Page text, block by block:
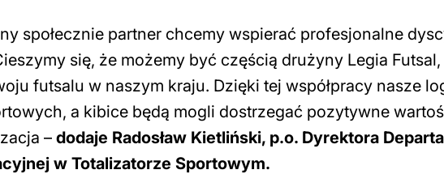
społecznie partner chcemy wspierać profesjonalne
się, że możemy być częścią drużyny Legia
futsalu w naszym kraju. Dzięki tej współpracy nasze
a kibice będą mogli dostrzegać pozytywne
– dodaje Radosław Kietliński, p.o. Dyrektora
w Totalizatorze Sportowym.